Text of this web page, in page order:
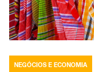
conteúdo
NEGÓCIOS E ECONOMIA